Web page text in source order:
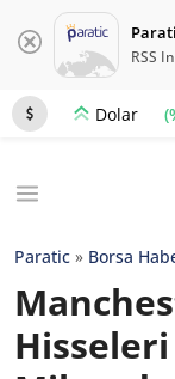
RSS
Dolar
Paratic » Borsa